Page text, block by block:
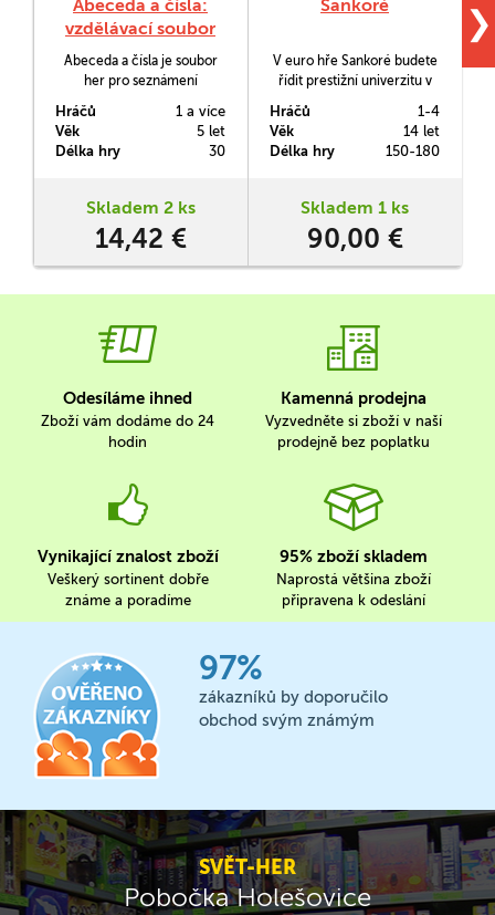
Abeceda a čísla:
vzdělávací soubor
her
Abeceda a čísla je soubor
her pro seznámení
písmeny a číslicemi.
Zábavnou formou procvičí
jemnou motoriku, logiku a
Hráčů
1 a více
Věk
5 let
Délka hry
30
Skladem 2 ks
14,42 €
Sankoré
V euro hře Sankoré budete
řídit prestižní univerzitu v
století vládce Mansa Musa
pověřil, aby po západní
Africe šířila znalosti. Budete
studenty a v rámci
školy.
Hráčů
1-4
Věk
14 let
Délka hry
150-180
Skladem 1 ks
90,00 €
❯
Odesíláme ihned
Zboží vám dodáme do 24
hodin
Kamenná prodejna
Vyzvedněte si zboží v naší
prodejně bez poplatku
Vynikající znalost zboží
Veškerý sortinent dobře
známe a poradíme
95% zboží skladem
Naprostá většina zboží
připravena k odeslání
97%
zákazníků by doporučilo
obchod svým známým
SVĚT-HER
Pobočka Holešovice